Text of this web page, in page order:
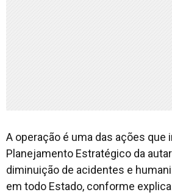
A operação é uma das ações que
Planejamento Estratégico da
diminuição de acidentes e
em todo Estado, conforme